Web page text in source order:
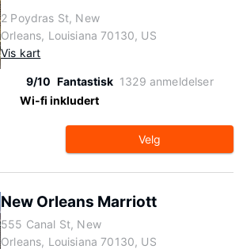
2 Poydras St, New
Orleans, Louisiana 70130, US
Vis kart
9/10 Fantastisk 1329 anmeldelser
Wi-fi inkludert
Velg
New Orleans Marriott
555 Canal St, New
Orleans, Louisiana 70130, US